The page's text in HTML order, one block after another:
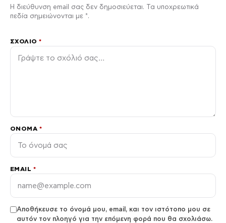
Η διεύθυνση email σας δεν δημοσιεύεται. Τα υποχρεωτικά
πεδία σημειώνονται με *.
ΣΧΌΛΙΟ*
ΌΝΟΜΑ *
EMAIL *
Αποθήκευσε το όνομά μου, email, και τον ιστότοπο μου σε
αυτόν τον πλοηγό για την επόμενη φορά που θα σχολιάσω.